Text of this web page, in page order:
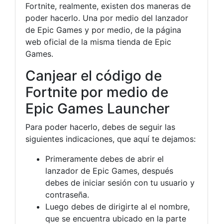
Fortnite, realmente, existen dos maneras de
poder hacerlo. Una por medio del lanzador
de Epic Games y por medio, de la página
web oficial de la misma tienda de Epic
Games.
Canjear el código de
Fortnite por medio de
Epic Games Launcher
Para poder hacerlo, debes de seguir las
siguientes indicaciones, que aquí te dejamos:
Primeramente debes de abrir el
lanzador de Epic Games, después
debes de iniciar sesión con tu usuario y
contraseña.
Luego debes de dirigirte al el nombre,
que se encuentra ubicado en la parte